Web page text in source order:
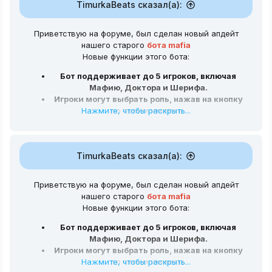
TimurkaBeats сказал(а):
Приветствую на форуме, был сделан новый апдейт
нашего старого бота mafia
Новые функции этого бота:
Бот поддерживает до 5 игроков, включая
Мафию, Доктора и Шерифа.
Игроки могут выбрать роль, нажав на кнопку
со своим именем.
В дневную фазу игроки голосуют за одного
игрока, чтобы выгнать его из игры.
Игра заканчивается, когда остается только
Код оптимизирован, не найдено никаких
1. Вы не установили нужные библиотеки
2. Вы не обновили библиотеки
Нажмите, чтобы раскрыть...
TimurkaBeats сказал(а):
Приветствую на форуме, был сделан новый апдейт
нашего старого бота mafia
Новые функции этого бота:
Бот поддерживает до 5 игроков, включая
Мафию, Доктора и Шерифа.
Игроки могут выбрать роль, нажав на кнопку
со своим именем.
Нажмите, чтобы раскрыть...